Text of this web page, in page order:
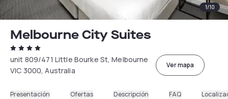
1/10
Melbourne City Suites
unit 809/471 Little Bourke St, Melbourne
VIC 3000, Australia
Ver mapa
Presentación Ofertas Descripción FAQ